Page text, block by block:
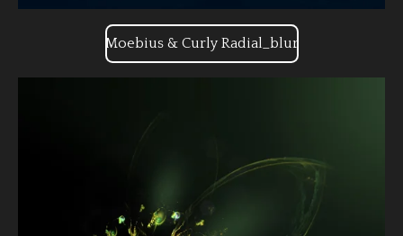
Moebius & Curly Radial_blur